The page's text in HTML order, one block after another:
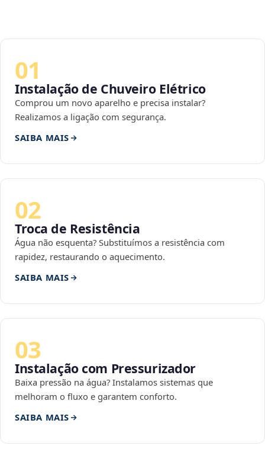
01
Instalação de Chuveiro Elétrico
Comprou um novo aparelho e precisa instalar?
Realizamos a ligação com segurança.
SAIBA MAIS
02
Troca de Resistência
Água não esquenta? Substituímos a resistência com
rapidez, restaurando o aquecimento.
SAIBA MAIS
03
Instalação com Pressurizador
Baixa pressão na água? Instalamos sistemas que
melhoram o fluxo e garantem conforto.
SAIBA MAIS